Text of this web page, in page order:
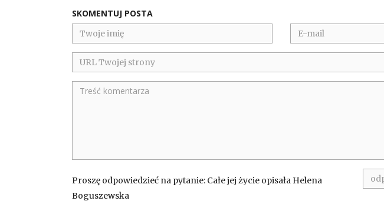
SKOMENTUJ POSTA
Proszę odpowiedzieć na pytanie: Całe jej życie opisała Helena
Boguszewska